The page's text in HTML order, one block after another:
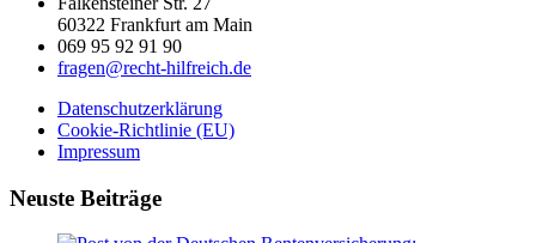
60322 Frankfurt am Main
069 95 92 91 90
fragen@recht-hilfreich.de
Datenschutzerklärung
Cookie-Richtlinie (EU)
Impressum
Neuste Beiträge